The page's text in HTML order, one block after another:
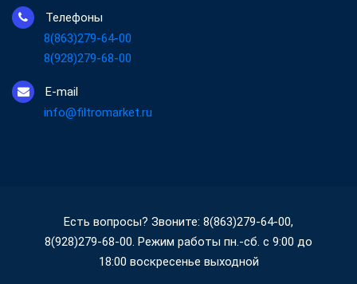
Телефоны
8(863)279-64-00
8(928)279-68-00
E-mail
info@filtromarket.ru
Есть вопросы? Звоните: 8(863)279-64-00,
8(928)279-68-00. Режим работы пн.-сб. с 9:00 до
18:00 воскресенье выходной